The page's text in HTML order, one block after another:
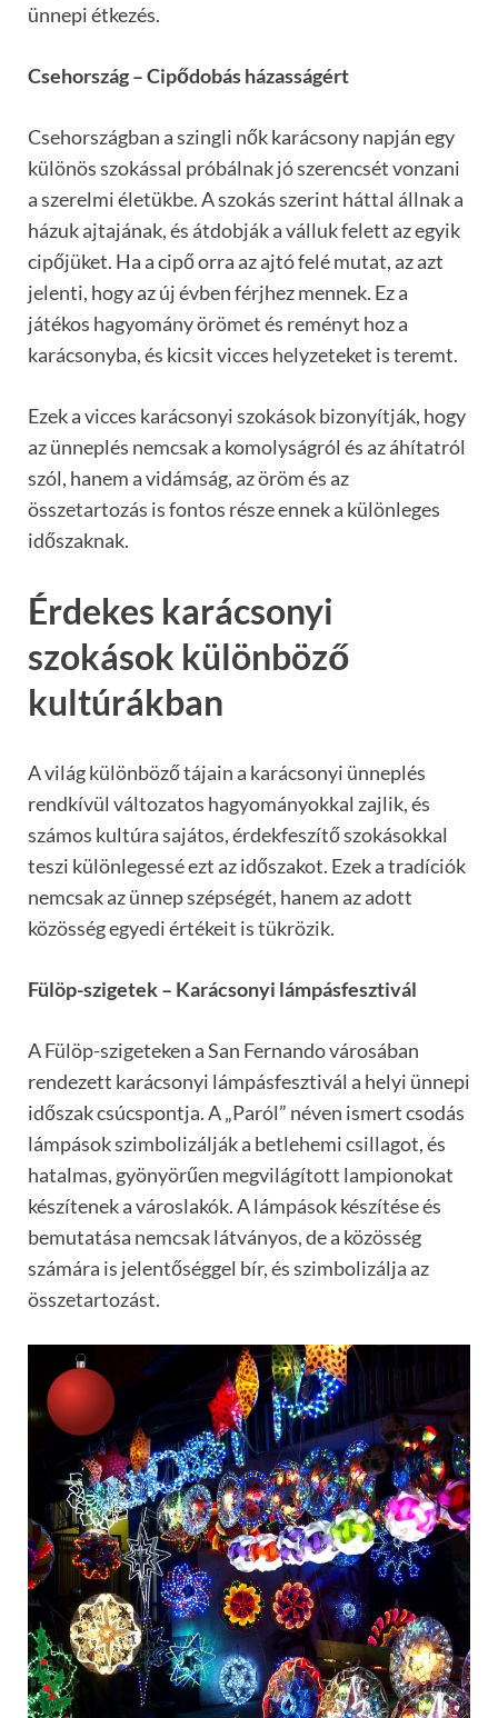
ünnepi étkezés.
Csehország – Cipődobás házasságért
Csehországban a szingli nők karácsony napján egy
különös szokással próbálnak jó szerencsét vonzani
a szerelmi életükbe. A szokás szerint háttal állnak a
házuk ajtajának, és átdobják a válluk felett az egyik
cipőjüket. Ha a cipő orra az ajtó felé mutat, az azt
jelenti, hogy az új évben férjhez mennek. Ez a
játékos hagyomány örömet és reményt hoz a
karácsonyba, és kicsit vicces helyzeteket is teremt.
Ezek a vicces karácsonyi szokások bizonyítják, hogy
az ünneplés nemcsak a komolyságról és az áhítatról
szól, hanem a vidámság, az öröm és az
összetartozás is fontos része ennek a különleges
időszaknak.
Érdekes karácsonyi
szokások különböző
kultúrákban
A világ különböző tájain a karácsonyi ünneplés
rendkívül változatos hagyományokkal zajlik, és
számos kultúra sajátos, érdekfeszítő szokásokkal
teszi különlegessé ezt az időszakot. Ezek a tradíciók
nemcsak az ünnep szépségét, hanem az adott
közösség egyedi értékeit is tükrözik.
Fülöp-szigetek – Karácsonyi lámpásfesztivál
A Fülöp-szigeteken a San Fernando városában
rendezett karácsonyi lámpásfesztivál a helyi ünnepi
időszak csúcspontja. A „Paról” néven ismert csodás
lámpások szimbolizálják a betlehemi csillagot, és
hatalmas, gyönyörűen megvilágított lampionokat
készítenek a városlakók. A lámpások készítése és
bemutatása nemcsak látványos, de a közösség
számára is jelentőséggel bír, és szimbolizálja az
összetartozást.